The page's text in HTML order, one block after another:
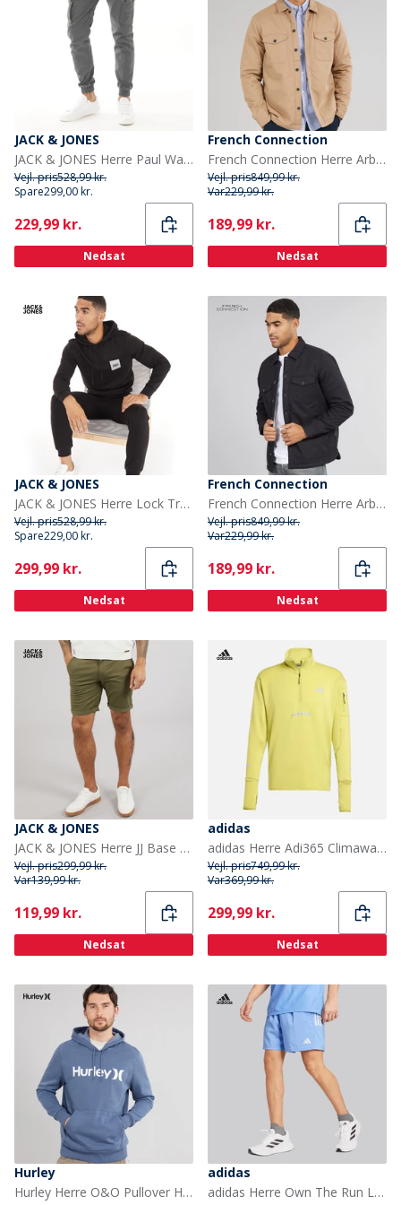
JACK & JONES
JACK & JONES Herre Paul Warner AKM 111 Cargobukser Asfalt
Vejl. pris528,99 kr.
Spare299,00 kr.
Current
229,99 kr.
Nedsat
French Connection
French Connection Herre Arbejdsjakke Borg Kamel
Vejl. pris849,99 kr.
Var229,99 kr.
Current
189,99 kr.
Nedsat
JACK & JONES
JACK & JONES Herre Lock Træningssæt Sort
Vejl. pris528,99 kr.
Spare229,00 kr.
Current
299,99 kr.
Nedsat
French Connection
French Connection Herre Arbejdsmand Borg Overshirt Marine
Vejl. pris849,99 kr.
Var229,99 kr.
Current
189,99 kr.
Nedsat
JACK & JONES
JACK & JONES Herre JJ Base Chino shorts Olivengrøn
Vejl. pris299,99 kr.
Var139,99 kr.
Current
119,99 kr.
Nedsat
adidas
adidas Herre Adi365 Climawarm+ Løbe Half Zip Top Preloved Lime
Vejl. pris749,99 kr.
Var369,99 kr.
Current
299,99 kr.
Nedsat
Hurley
Hurley Herre O&O Pullover Hættetrøje Dark Blue
adidas
adidas Herre Own The Run Løbeshorts Blue Fushion